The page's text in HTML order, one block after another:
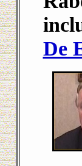
De